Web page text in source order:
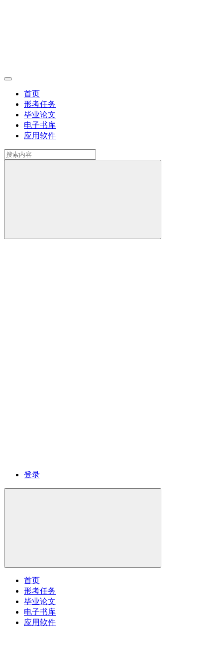
首页
形考任务
毕业论文
电子书库
应用软件
登录
首页
形考任务
毕业论文
电子书库
应用软件